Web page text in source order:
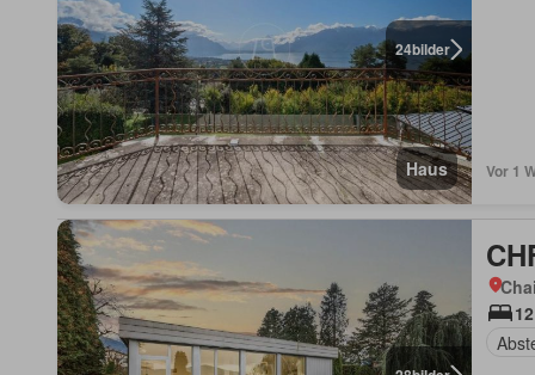
24bilder
Haus Vor 1